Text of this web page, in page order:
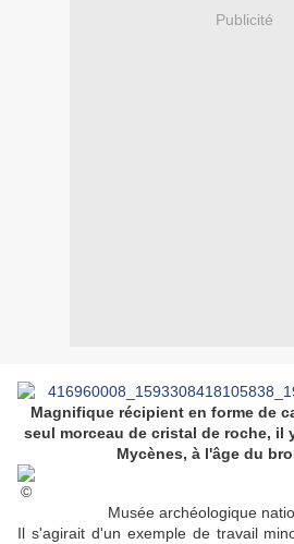
Publicité
Magnifique récipient en forme de
seul morceau de cristal de roche, il
Mycènes, à l'âge du
Musée archéologique
Il s'agirait d'un exemple de travail